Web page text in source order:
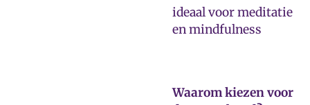
ideaal voor meditatie
en mindfulness
Waarom kiezen voor